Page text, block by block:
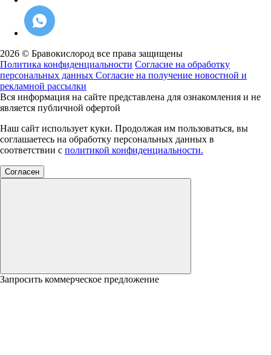
2026 © Бравокислород все права защищены
Политика конфиденциальности Согласие на обработку
персональных данных Согласие на получение новостной и
рекламной рассылки
Вся информация на сайте представлена для ознакомления и не
является публичной офертой
Наш сайт использует куки. Продолжая им пользоваться, вы
соглашаетесь на обработку персональных данных в
соответствии с политикой конфиденциальности.
Согласен
Запросить коммерческое предложение